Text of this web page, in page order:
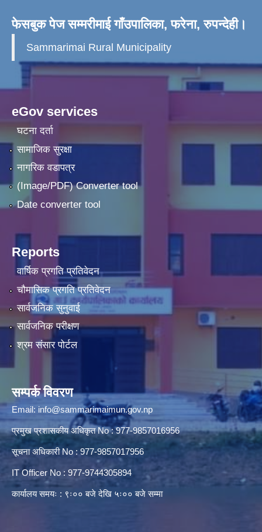
फेसबुक पेज सम्मरीमाई गाँउपालिका, फरेना, रुपन्देही।
Sammarimai Rural Municipality
eGov services
घटना दर्ता
सामाजिक सुरक्षा
नागरिक वडापत्र
(Image/PDF) Converter tool
Date converter tool
Reports
वार्षिक प्रगति प्रतिवेदन
चौमासिक प्रगति प्रतिवेदन
सार्वजनिक सुनुवाई
सार्वजनिक परीक्षण
श्रम संसार पोर्टल
सम्पर्क विवरण
Email: info@sammarimaimun.gov.np
प्रमुख प्रशासकीय अधिकृत No : 977-9857016956
सूचना अधिकारी No : 977-9857017956
IT Officer No : 977-9744305894
कार्यालय समयः : ९ः०० बजे देखि ५ः०० बजे सम्मा